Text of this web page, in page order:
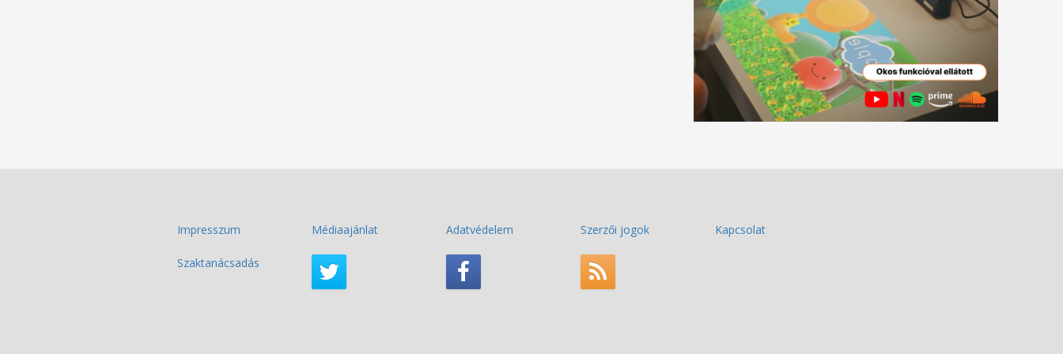
Impresszum Médiaajánlat Adatvédelem Szerzői jogok Kapcsolat
Szaktanácsadás